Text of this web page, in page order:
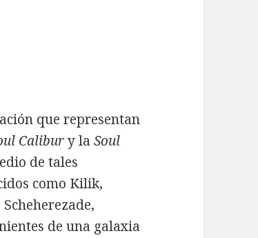
que representan
Calibury laSoul
de tales
como Kilik,
de una galaxia